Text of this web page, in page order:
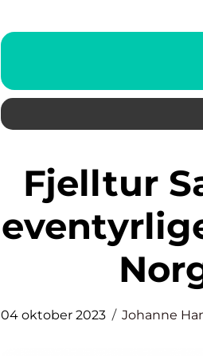
Fjelltur Sandnes: Oppdagritt
04 oktober 2023 Johanne